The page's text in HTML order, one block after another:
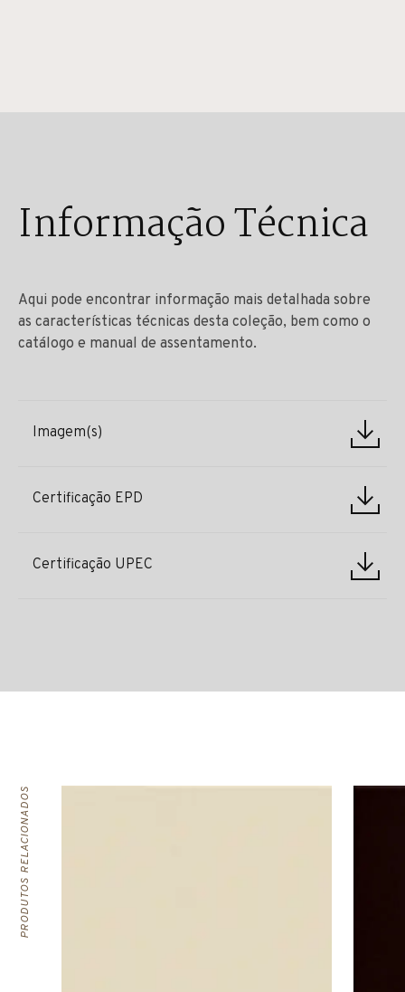
Informação Técnica
Aqui pode encontrar informação mais detalhada sobre
as características técnicas desta coleção, bem como o
catálogo e manual de assentamento.
Imagem(s)
Certificação EPD
Certificação UPEC
PRODUTOS RELACIONADOS